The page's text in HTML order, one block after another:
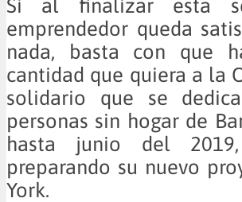
Si al finalizar esta
emprendedor queda
nada, basta con que
cantidad que quiera a la
solidario que se
personas sin hogar de
hasta junio del
preparando su nuevo
York.